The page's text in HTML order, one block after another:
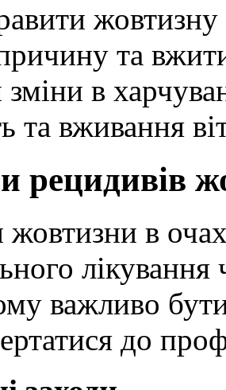
жовтизну
та
в
та вживання
рецидивів
в
важливо
до